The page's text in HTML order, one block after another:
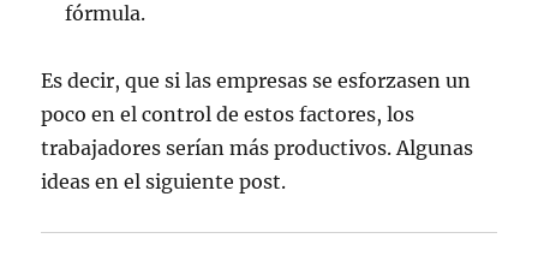
fórmula.
Es decir, que si las empresas se esforzasen un
poco en el control de estos factores, los
trabajadores serían más productivos. Algunas
ideas en el siguiente post.